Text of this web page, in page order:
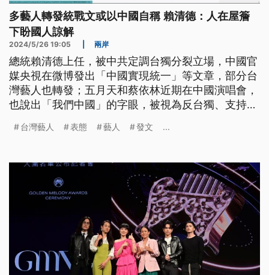
多藝人轉發統戰文或以中國自稱 賴清德：人在屋簷
下盼國人諒解
2024/5/26 19:05 兩岸
總統賴清德上任，被中共定調台獨分裂立場，中國官
媒央視在微博發出「中國實現統一」等文章，部分台
灣藝人也轉發；五月天和蔡依林近期在中國演唱會，
也說出「我們中國」的字眼，被視為反台獨、支持統
示，對台灣文化工作者在他人屋簷下承受的壓力感到
台灣藝人 表態 藝人 發文 ...